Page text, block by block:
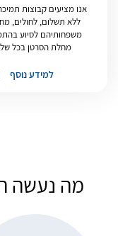
אנו מציעים קבוצות
ללא תשלום, לחולים,
משפחותיהם לסיוע
מחלת הסרטן בכל
למידע נוסף
מה נעשה